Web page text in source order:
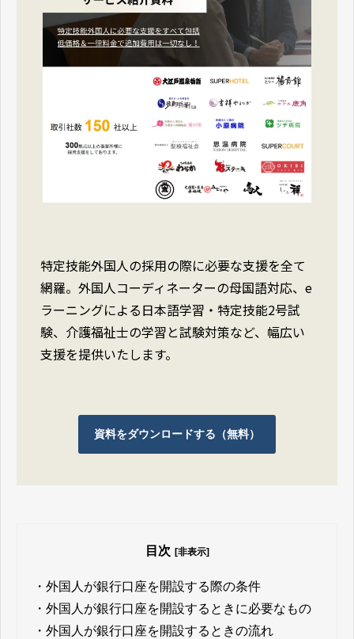
特定技能外国人の採用の際に必要な支援を全て
網羅。外国人コーディネーターの母国語対応、e
ラーニングによる日本語学習・特定技能2号試
験、介護福祉士の学習と試験対策など、幅広い
支援を提供いたします。
資料をダウンロードする（無料）
目次 [非表示]
・ 外国人が銀行口座を開設する際の条件
・ 外国人が銀行口座を開設するときに必要なもの
・ 外国人が銀行口座を開設するときの流れ